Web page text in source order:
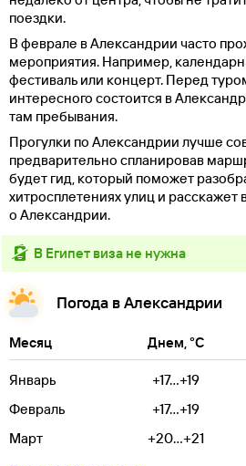
поездки.
В феврале в Александрии часто
мероприятия. Например,
фестиваль или концерт. Перед
интересного состоится в
там пребывания.
Прогулки по Александрии лучше
предварительно спланировав
будет гид, который поможет
хитросплетениях улиц и
о Александрии.
в Египет виза не нужна
Погода в Александрии
Месяц Днем, °C
Январь +17...+19
Февраль
+17...+19
Март
+20...+21